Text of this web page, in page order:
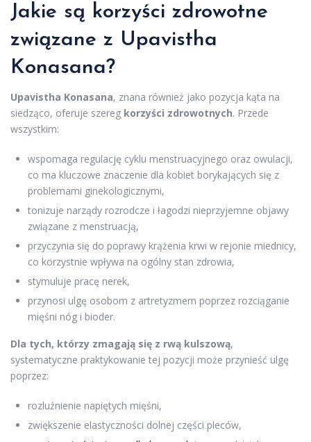
Jakie są korzyści zdrowotne
związane z Upavistha
Konasana?
Upavistha Konasana, znana również jako pozycja kąta na
siedząco, oferuje szereg korzyści zdrowotnych. Przede
wszystkim:
wspomaga regulację cyklu menstruacyjnego oraz owulacji,
co ma kluczowe znaczenie dla kobiet borykających się z
problemami ginekologicznymi,
tonizuje narządy rozrodcze i łagodzi nieprzyjemne objawy
związane z menstruacją,
przyczynia się do poprawy krążenia krwi w rejonie miednicy,
co korzystnie wpływa na ogólny stan zdrowia,
stymuluje pracę nerek,
przynosi ulgę osobom z artretyzmem poprzez rozciąganie
mięśni nóg i bioder.
Dla tych, którzy zmagają się z rwą kulszową,
systematyczne praktykowanie tej pozycji może przynieść ulgę
poprzez:
rozluźnienie napiętych mięśni,
zwiększenie elastyczności dolnej części pleców,